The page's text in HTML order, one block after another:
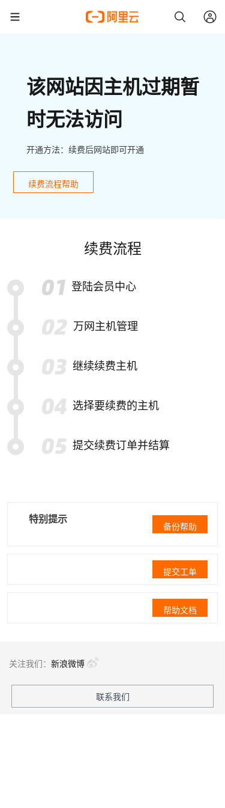
该网站因主机过期暂
时无法访问
开通方法：续费后网站即可开通
续费流程帮助
续费流程
登陆会员中心
万网主机管理
继续续费主机
选择要续费的主机
提交续费订单并结算
特别提示
备份帮助
提交工单
帮助文档